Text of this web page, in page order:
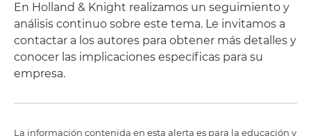
En Holland & Knight realizamos un seguimiento y
análisis continuo sobre este tema. Le invitamos a
contactar a los autores para obtener más detalles y
conocer las implicaciones específicas para su
empresa.
La información contenida en esta alerta es para la educación y